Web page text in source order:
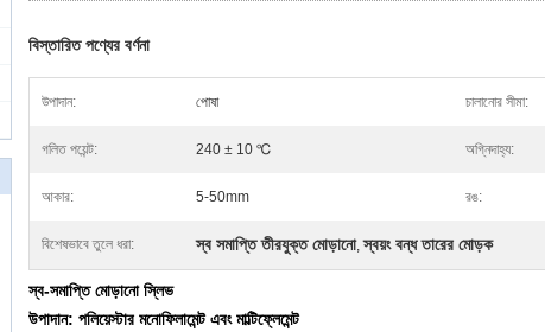
বিস্তারিত পণ্যের বর্ণনা
উপাদান: পোষা চালানোর সীমা:
গলিত পয়েন্ট: 240 ± 10 ℃ অগ্নিদাহ্য:
আকার: 5-50mm রঙ:
বিশেষভাবে তুলে ধরা: স্ব সমাপ্তি তীরযুক্ত মোড়ানো,স্বয়ং বন্ধ তারের মোড়ক
স্ব-সমাপ্তি মোড়ানো স্লিভ
উপাদান: পলিয়েস্টার মনোফিলামেন্ট এবং মাল্টিফ্লেমেন্ট